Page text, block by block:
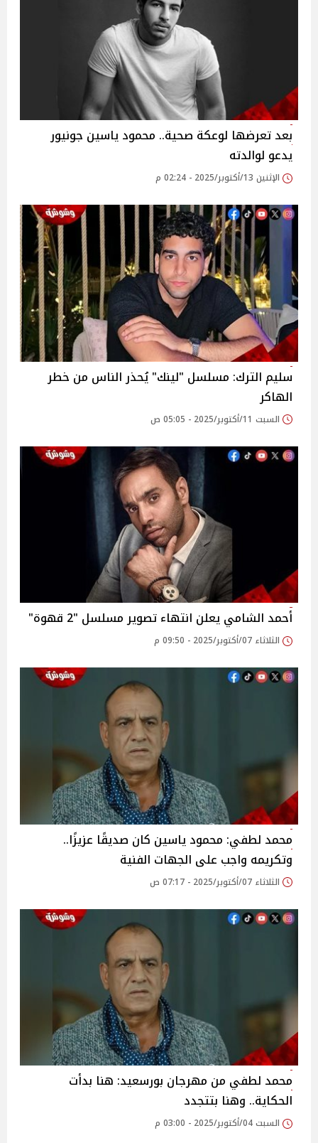
بعد تعرضها لوعكة صحية.. محمود ياسين جونيور
يدعو لوالدته
الإثنين 13/أكتوبر/2025 - 02:24 م
سليم الترك: مسلسل "لينك" يُحذر الناس من خطر
الهاكر
السبت 11/أكتوبر/2025 - 05:05 ص
أحمد الشامي يعلن انتهاء تصوير مسلسل "2 قهوة"
الثلاثاء 07/أكتوبر/2025 - 09:50 م
محمد لطفي: محمود ياسين كان صديقًا عزيزًا..
وتكريمه واجب على الجهات الفنية
الثلاثاء 07/أكتوبر/2025 - 07:17 ص
محمد لطفي من مهرجان بورسعيد: هنا بدأت
الحكاية.. وهنا بتتجدد
السبت 04/أكتوبر/2025 - 03:00 م